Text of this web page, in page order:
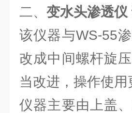
二、 变水头渗透仪
该仪器与WS-55
改成中间螺杆旋
当改进，操作使用
仪器主要由上盖